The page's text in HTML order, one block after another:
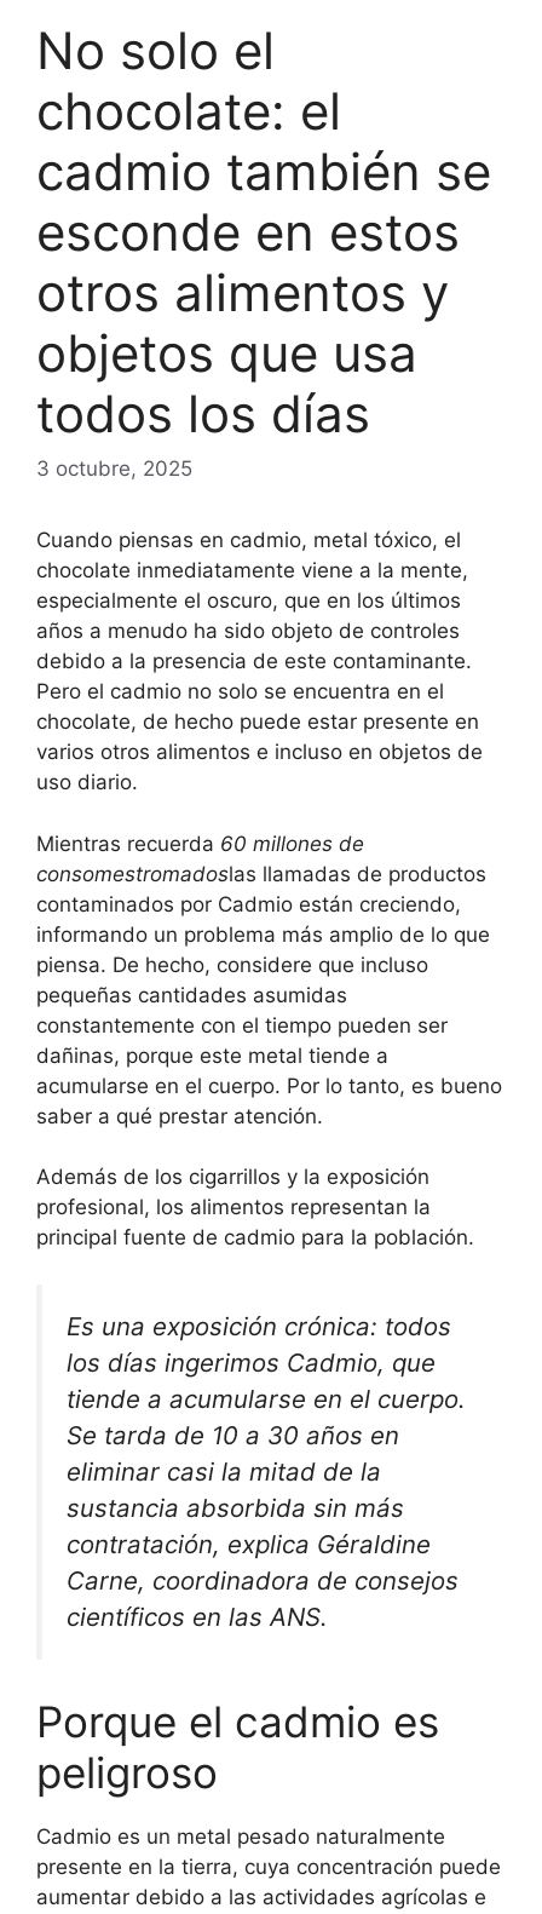
No solo el
chocolate: el
cadmio también se
esconde en estos
otros alimentos y
objetos que usa
todos los días
3 octubre, 2025
Cuando piensas en cadmio, metal tóxico, el
chocolate inmediatamente viene a la mente,
especialmente el oscuro, que en los últimos
años a menudo ha sido objeto de controles
debido a la presencia de este contaminante.
Pero el cadmio no solo se encuentra en el
chocolate, de hecho puede estar presente en
varios otros alimentos e incluso en objetos de
uso diario.
Mientras recuerda 60 millones de
consomestromadoslas llamadas de productos
contaminados por Cadmio están creciendo,
informando un problema más amplio de lo que
piensa. De hecho, considere que incluso
pequeñas cantidades asumidas
constantemente con el tiempo pueden ser
dañinas, porque este metal tiende a
acumularse en el cuerpo. Por lo tanto, es bueno
saber a qué prestar atención.
Además de los cigarrillos y la exposición
profesional, los alimentos representan la
principal fuente de cadmio para la población.
Es una exposición crónica: todos
los días ingerimos Cadmio, que
tiende a acumularse en el cuerpo.
Se tarda de 10 a 30 años en
eliminar casi la mitad de la
sustancia absorbida sin más
contratación, explica Géraldine
Carne, coordinadora de consejos
científicos en las ANS.
Porque el cadmio es
peligroso
Cadmio es un metal pesado naturalmente
presente en la tierra, cuya concentración puede
aumentar debido a las actividades agrícolas e